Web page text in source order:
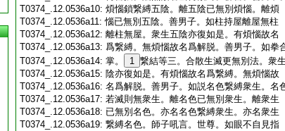
T0374_.12.0536a10: 煩惱鎖繋縛五陰。離五陰已無別煩惱。離煩
T0374_.12.0536a11:惱已無別五陰。善男子。如柱持屋離屋無柱
T0374_.12.0536a12: 離柱無屋。衆生五陰亦復如是。有煩惱故名
T0374_.12.0536a13: 爲繋縛。無煩惱故名爲解脱。善男子。如拳
T0374_.12.0536a14: 掌。 1 繋結等三。合散生滅更無別法。衆
T0374_.12.0536a15: 陰亦復如是。有煩惱故名爲繋縛。無煩惱故
T0374_.12.0536a16: 名爲解脱。善男子。如説名色繋縛衆生。名
T0374_.12.0536a17: 若滅則無衆生。離名色已無別衆生。離衆生
T0374_.12.0536a18: 已無別名色。亦名名色繋縛衆生。亦名衆生
T0374_.12.0536a19: 繋縛名色。師子吼言。世尊。如眼不自見指